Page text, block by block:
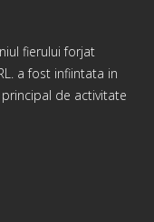
fierului forjat
a fost infiintata in
de activitate